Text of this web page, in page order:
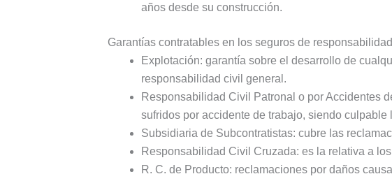
años desde su construcción.
Garantías contratables en los seguros de
Explotación: garantía sobre el desarrollo de
responsabilidad civil general.
Responsabilidad Civil Patronal o por Accidentes
sufridos por accidente de trabajo, siendo culpable
Subsidiaria de Subcontratistas: cubre las
Responsabilidad Civil Cruzada: es la relativa a
R. C. de Producto: reclamaciones por daños